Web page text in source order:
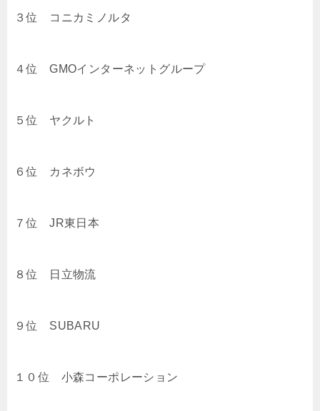
３位 コニカミノルタ
４位 GMOインターネットグループ
５位 ヤクルト
６位 カネボウ
７位 JR東日本
８位 日立物流
９位 SUBARU
１０位 小森コーポレーション